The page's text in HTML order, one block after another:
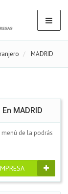
MADRID
MADRID
de la podrás